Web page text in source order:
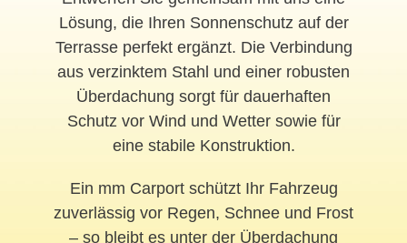
Lösung, die Ihren Sonnenschutz auf der
Terrasse perfekt ergänzt. Die Verbindung
aus verzinktem Stahl und einer robusten
Überdachung sorgt für dauerhaften
Schutz vor Wind und Wetter sowie für
eine stabile Konstruktion.
Ein mm Carport schützt Ihr Fahrzeug
zuverlässig vor Regen, Schnee und Frost
– so bleibt es unter der Überdachung